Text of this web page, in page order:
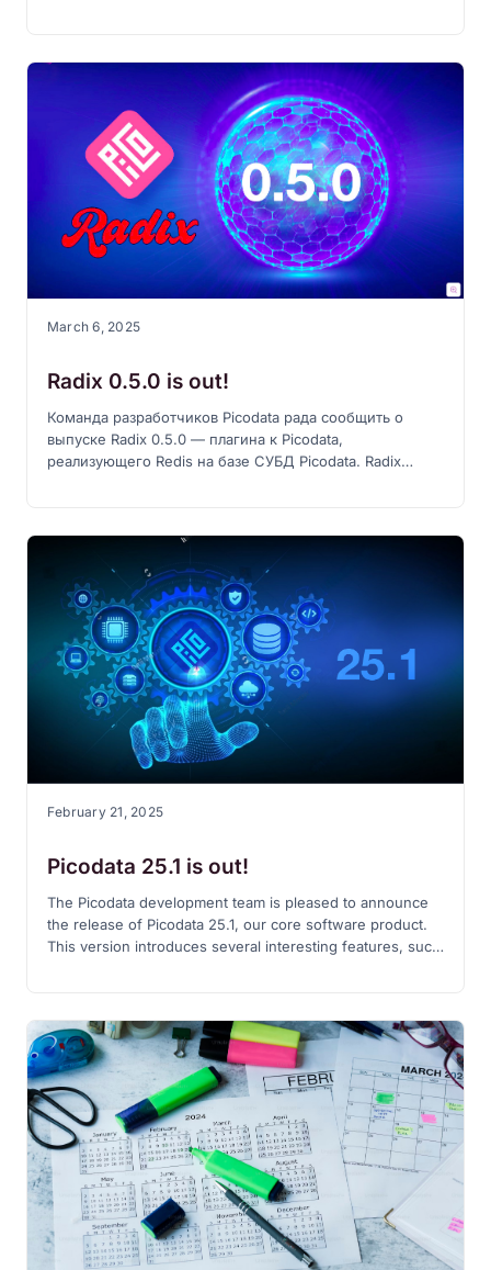
March 6, 2025
Radix 0.5.0 is out!
Команда разработчиков Picodata рада сообщить о
выпуске Radix 0.5.0 — плагина к Picodata,
реализующего Redis на базе СУБД Picodata. Radix
February 21, 2025
Picodata 25.1 is out!
The Picodata development team is pleased to announce
the release of Picodata 25.1, our core software product.
This version introduces several interesting features, such
been refined and improved.